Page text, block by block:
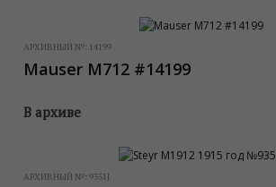
АРХИВНЫЙ №: 14199
Mauser M712 #14199
В архиве
АРХИВНЫЙ №: 9351J